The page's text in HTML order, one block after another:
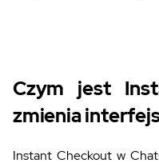
Czym jest
zmienia
Instant Checkout w